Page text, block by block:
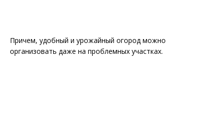
Причем, удобный и урожайный огород можно
организовать даже на проблемных участках.